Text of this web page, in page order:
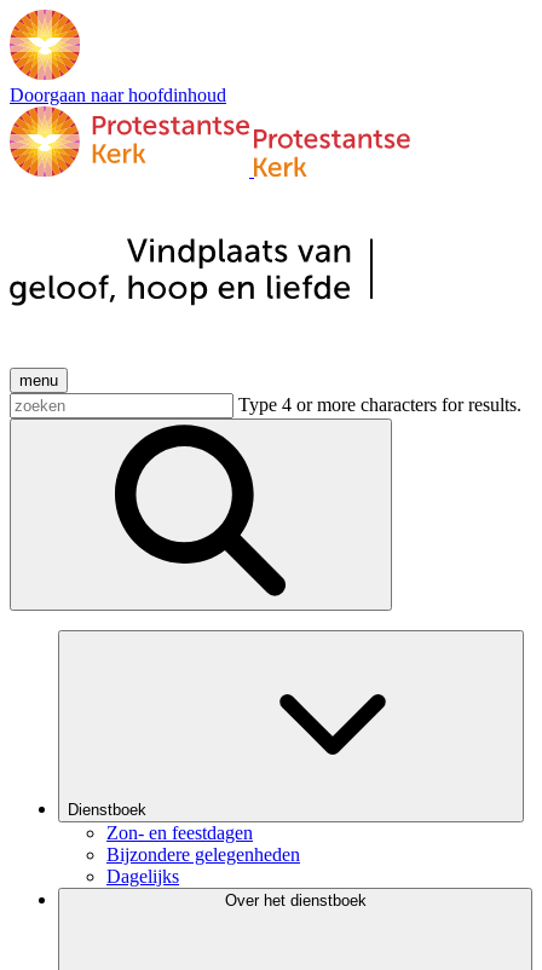
Doorgaan naar hoofdinhoud
menu
Type 4 or more characters for results.
Dienstboek
Zon- en feestdagen
Bijzondere gelegenheden
Dagelijks
Over het dienstboek